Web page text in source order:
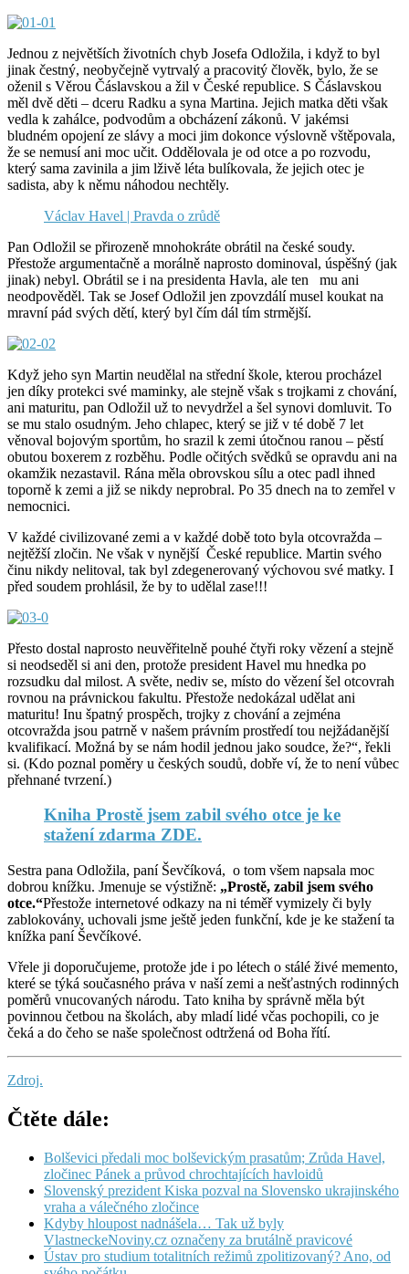
Jednou z největších životních chyb Josefa Odložila, i když to byl
jinak čestný, neobyčejně vytrvalý a pracovitý člověk, bylo, že se
oženil s Věrou Čáslavskou a žil v České republice. S Čáslavskou
měl dvě děti – dceru Radku a syna Martina. Jejich matka děti však
vedla k zahálce, podvodům a obcházení zákonů. V jakémsi
bludném opojení ze slávy a moci jim dokonce výslovně vštěpovala,
že se nemusí ani moc učit. Oddělovala je od otce a po rozvodu,
který sama zavinila a jim lživě léta bulíkovala, že jejich otec je
sadista, aby k němu náhodou nechtěly.
Václav Havel | Pravda o zrůdě
Pan Odložil se přirozeně mnohokráte obrátil na české soudy.
Přestože argumentačně a morálně naprosto dominoval, úspěšný (jak
jinak) nebyl. Obrátil se i na presidenta Havla, ale ten mu ani
neodpověděl. Tak se Josef Odložil jen zpovzdálí musel koukat na
mravní pád svých dětí, který byl čím dál tím strmější.
Když jeho syn Martin neudělal na střední škole, kterou procházel
jen díky protekci své maminky, ale stejně však s trojkami z chování,
ani maturitu, pan Odložil už to nevydržel a šel synovi domluvit. To
se mu stalo osudným. Jeho chlapec, který se již v té době 7 let
věnoval bojovým sportům, ho srazil k zemi útočnou ranou – pěstí
obutou boxerem z rozběhu. Podle očitých svědků se opravdu ani na
okamžik nezastavil. Rána měla obrovskou sílu a otec padl ihned
toporně k zemi a již se nikdy neprobral. Po 35 dnech na to zemřel v
nemocnici.
V každé civilizované zemi a v každé době toto byla otcovražda –
nejtěžší zločin. Ne však v nynější České republice. Martin svého
činu nikdy nelitoval, tak byl zdegenerovaný výchovou své matky. I
před soudem prohlásil, že by to udělal zase!!!
Přesto dostal naprosto neuvěřitelně pouhé čtyři roky vězení a stejně
si neodseděl si ani den, protože president Havel mu hnedka po
rozsudku dal milost. A světe, nediv se, místo do vězení šel otcovrah
rovnou na právnickou fakultu. Přestože nedokázal udělat ani
maturitu! Inu špatný prospěch, trojky z chování a zejména
otcovražda jsou patrně v našem právním prostředí tou nejžádanější
kvalifikací. Možná by se nám hodil jednou jako soudce, že?“, řekli
si. (Kdo poznal poměry u českých soudů, dobře ví, že to není vůbec
přehnané tvrzení.)
Kniha Prostě jsem zabil svého otce je ke
stažení zdarma ZDE.
Sestra pana Odložila, paní Ševčíková, o tom všem napsala moc
dobrou knížku. Jmenuje se výstižně: „Prostě, zabil jsem svého
otce.“Přestože internetové odkazy na ni téměř vymizely či byly
zablokovány, uchovali jsme ještě jeden funkční, kde je ke stažení ta
knížka paní Ševčíkové.
Vřele ji doporučujeme, protože jde i po létech o stálé živé memento,
které se týká současného práva v naší zemi a nešťastných rodinných
poměrů vnucovaných národu. Tato kniha by správně měla být
povinnou četbou na školách, aby mladí lidé včas pochopili, co je
čeká a do čeho se naše společnost odtržená od Boha řítí.
Zdroj.
Čtěte dále:
Bolševici předali moc bolševickým prasatům; Zrůda Havel,
zločinec Pánek a průvod chrochtajících havloidů
Slovenský prezident Kiska pozval na Slovensko ukrajinského
vraha a válečného zločince
Kdyby hloupost nadnášela… Tak už byly
VlastneckeNoviny.cz označeny za brutálně pravicové
Ústav pro studium totalitních režimů zpolitizovaný? Ano, od